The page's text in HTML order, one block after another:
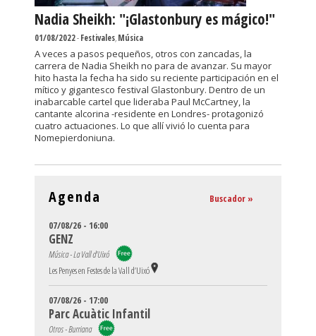
Nadia Sheikh: "¡Glastonbury es mágico!"
01/08/2022-Festivales,Música
A veces a pasos pequeños, otros con zancadas, la
carrera de Nadia Sheikh no para de avanzar. Su mayor
hito hasta la fecha ha sido su reciente participación en el
mítico y gigantesco festival Glastonbury. Dentro de un
inabarcable cartel que lideraba Paul McCartney, la
cantante alcorina -residente en Londres- protagonizó
cuatro actuaciones. Lo que allí vivió lo cuenta para
Nomepierdoniuna.
Agenda Buscador »
07/08/26 - 16:00
GENZ
Música - La Vall d'Uixó
Les Penyes en Festes de la Vall d’Uixó
07/08/26 - 17:00
Parc Acuàtic Infantil
Otros - Burriana